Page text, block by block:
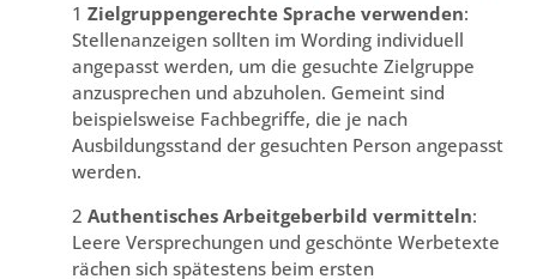
1 Zielgruppengerechte Sprache verwenden:
Stellenanzeigen sollten im Wording individuell
angepasst werden, um die gesuchte Zielgruppe
anzusprechen und abzuholen. Gemeint sind
beispielsweise Fachbegriffe, die je nach
Ausbildungsstand der gesuchten Person angepasst
werden.
2 Authentisches Arbeitgeberbild vermitteln:
Leere Versprechungen und geschönte Werbetexte
rächen sich spätestens beim ersten